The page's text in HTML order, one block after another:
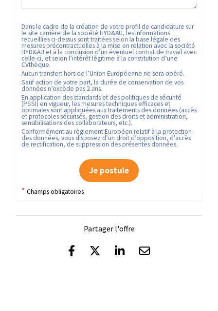
Dans le cadre de la création de votre profil de candidature sur
le site carrière de la société HYD&AU, les informations
recueillies ci-dessus sont traitées selon la base légale des
mesures précontractuelles à la mise en relation avec la société
HYD&AU et à la conclusion d’un éventuel contrat de travail avec
celle-ci, et selon l’intérêt légitime à la constitution d’une
CVthèque.
Aucun transfert hors de l’Union Européenne ne sera opéré.
Sauf action de votre part, la durée de conservation de vos
données n’excède pas 2ans.
En application des standards et des politiques de sécurité
(PSSI) en vigueur, les mesures techniques efficaces et
optimales sont appliquées aux traitements des données (accès
et protocoles sécurisés, gestion des droits et administration,
sensibilisations des collaborateurs, etc.).
Conformément au règlement Européen relatif à la protection
des données, vous disposez d’un droit d’opposition, d’accès
de rectification, de suppression des présentes données.
Je postule
* Champs obligatoires
Partager l'offre